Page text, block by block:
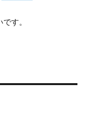
す。